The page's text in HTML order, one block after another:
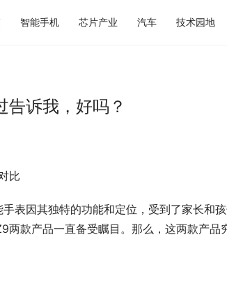
智能手机 芯片产业 汽车 技术园地
诉我，好吗？
比
表因其独特的功能和定位，受到了家长和
款产品一直备受瞩目。那么，这两款产品